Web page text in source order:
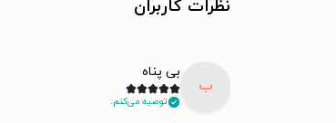
نظرات کاربران
ب
بی پناه
توصیه می‌کنم.